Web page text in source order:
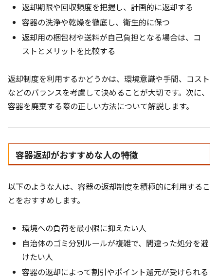
返却期限や回収頻度を把握し、計画的に返却する
容器の洗浄や乾燥を徹底し、衛生的に保つ
返却用の梱包材や送料が自己負担となる場合は、コ
ストとメリットを比較する
返却制度を利用するかどうかは、環境意識や手間、コスト
などのバランスを考慮して決めることが大切です。次に、
容器を廃棄する際の正しい方法について解説します。
容器返却がおすすめな人の特徴
以下のような人は、容器の返却制度を積極的に利用するこ
とをおすすめします。
環境への負荷を最小限に抑えたい人
自治体のゴミ分別ルールが複雑で、間違った処分を避
けたい人
容器の返却によって割引やポイント還元が受けられる